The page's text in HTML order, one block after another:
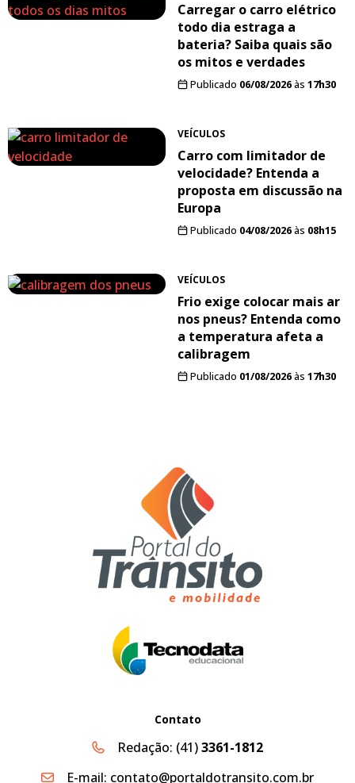
Carregar o carro elétrico
todo dia estraga a
bateria? Saiba quais são
os mitos e verdades
Publicado 06/08/2026às 17h30
VEÍCULOS
Carro com limitador de
velocidade? Entenda a
proposta em discussão na
Europa
Publicado 04/08/2026às 08h15
VEÍCULOS
Frio exige colocar mais ar
nos pneus? Entenda como
a temperatura afeta a
calibragem
Publicado 01/08/2026às 17h30
Contato
Redação: (41)3361-1812
E-mail: contato@portaldotransito.com.br